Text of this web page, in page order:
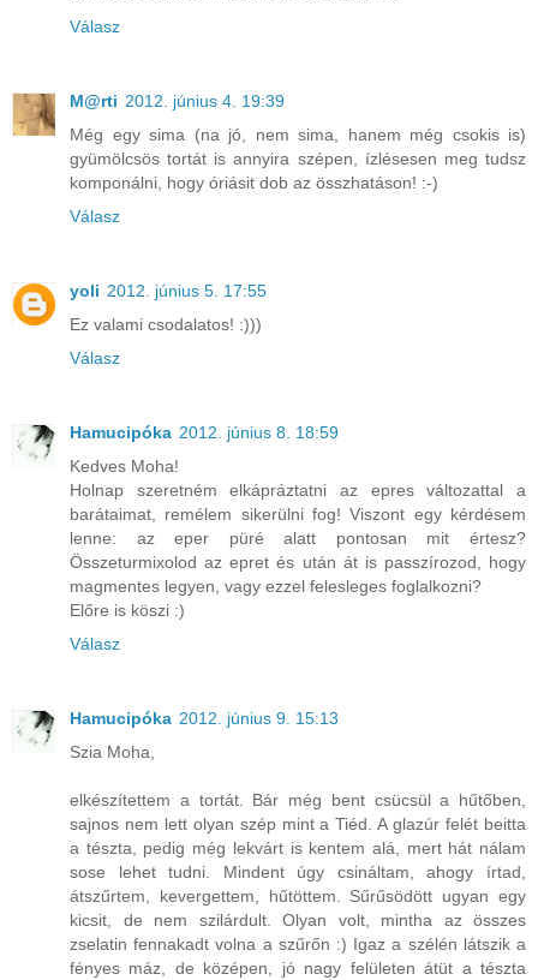
Válasz
M@rti 2012. június 4. 19:39
Még egy sima (na jó, nem sima, hanem még csokis is)
gyümölcsös tortát is annyira szépen, ízlésesen meg tudsz
komponálni, hogy óriásit dob az összhatáson! :-)
Válasz
yoli 2012. június 5. 17:55
Ez valami csodalatos! :)))
Válasz
Hamucipóka 2012. június 8. 18:59
Kedves Moha!
Holnap szeretném elkápráztatni az epres változattal a
barátaimat, remélem sikerülni fog! Viszont egy kérdésem
lenne: az eper püré alatt pontosan mit értesz?
Összeturmixolod az epret és után át is passzírozod, hogy
magmentes legyen, vagy ezzel felesleges foglalkozni?
Előre is köszi :)
Válasz
Hamucipóka 2012. június 9. 15:13
Szia Moha,
elkészítettem a tortát. Bár még bent csücsül a hűtőben,
sajnos nem lett olyan szép mint a Tiéd. A glazúr felét beitta
a tészta, pedig még lekvárt is kentem alá, mert hát nálam
sose lehet tudni. Mindent úgy csináltam, ahogy írtad,
átszűrtem, kevergettem, hűtöttem. Sűrűsödött ugyan egy
kicsit, de nem szilárdult. Olyan volt, mintha az összes
zselatin fennakadt volna a szűrőn :) Igaz a szélén látszik a
fényes máz, de középen, jó nagy felületen átüt a tészta